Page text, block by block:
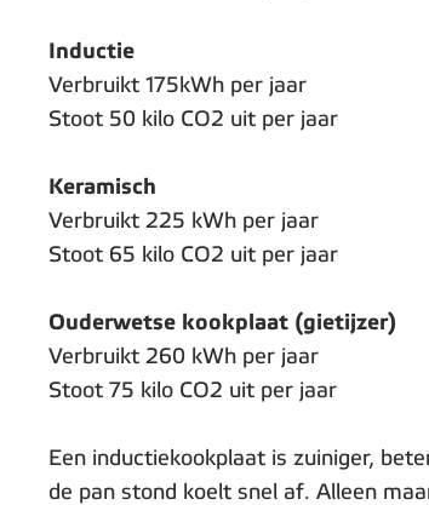
Inductie
Verbruikt 175kWh per jaar
Stoot 50 kilo CO2 uit per jaar
Keramisch
Verbruikt 225 kWh per jaar
Stoot 65 kilo CO2 uit per jaar
Ouderwetse kookplaat (gietijzer)
Verbruikt 260 kWh per jaar
Stoot 75 kilo CO2 uit per jaar
Een inductiekookplaat is zuiniger,
de pan stond koelt snel af. Alleen